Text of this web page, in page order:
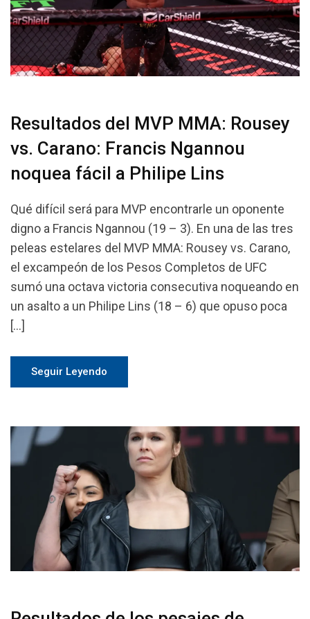
Resultados del MVP MMA: Rousey
vs. Carano: Francis Ngannou
noquea fácil a Philipe Lins
Qué difícil será para MVP encontrarle un oponente
digno a Francis Ngannou (19 – 3). En una de las tres
peleas estelares del MVP MMA: Rousey vs. Carano,
el excampeón de los Pesos Completos de UFC
sumó una octava victoria consecutiva noqueando en
un asalto a un Philipe Lins (18 – 6) que opuso poca
[…]
Seguir Leyendo